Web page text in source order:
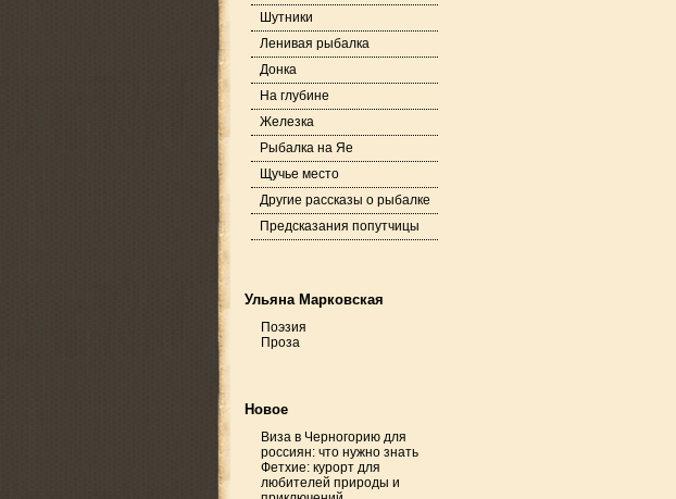
Шутники
Ленивая рыбалка
Донка
На глубине
Железка
Рыбалка на Яе
Щучье место
Другие рассказы о рыбалке
Предсказания попутчицы
Ульяна Марковская
Поэзия
Проза
Новое
Виза в Черногорию для
россиян: что нужно знать
Фетхие: курорт для
любителей природы и